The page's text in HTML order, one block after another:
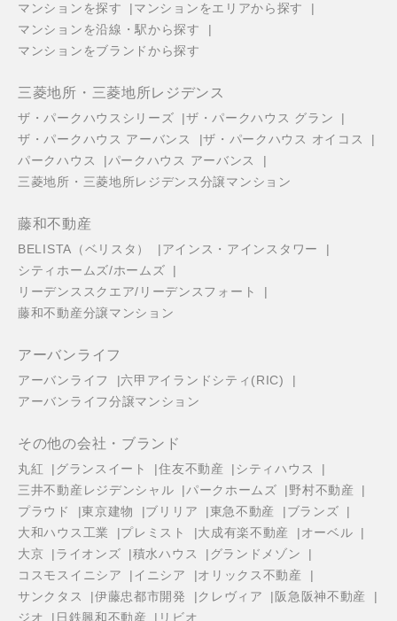
マンションを探す
マンションをエリアから探す
マンションを沿線・駅から探す
マンションをブランドから探す
三菱地所・三菱地所レジデンス
ザ・パークハウスシリーズ
ザ・パークハウス グラン
ザ・パークハウス アーバンス
ザ・パークハウス オイコス
パークハウス
パークハウス アーバンス
三菱地所・三菱地所レジデンス分譲マンション
藤和不動産
BELISTA（ベリスタ）
アインス・アインスタワー
シティホームズ/ホームズ
リーデンススクエア/リーデンスフォート
藤和不動産分譲マンション
アーバンライフ
アーバンライフ
六甲アイランドシティ(RIC)
アーバンライフ分譲マンション
その他の会社・ブランド
丸紅 グランスイート 住友不動産
シティハウス
三井不動産レジデンシャル
パークホームズ
野村不動産
プラウド
東京建物 ブリリア 東急不動産
ブランズ
大和ハウス工業
プレミスト 大成有楽不動産
オーベル
大京
ライオンズ 積水ハウス
グランドメゾン
コスモスイニシア
イニシア
オリックス不動産
サンクタス
伊藤忠都市開発 クレヴィア
阪急阪神不動産
ジオ
日鉄興和不動産 リビオ